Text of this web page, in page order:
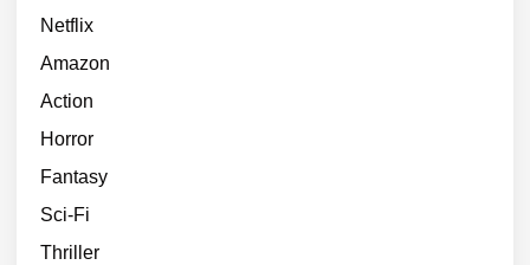
Netflix
Amazon
Action
Horror
Fantasy
Sci-Fi
Thriller